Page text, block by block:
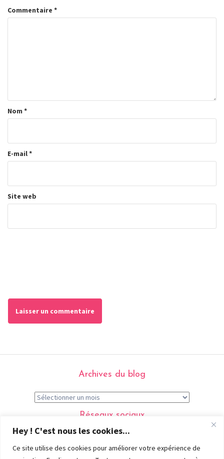
Hey ! C'est nous les cookies...
Ce site utilise des cookies pour améliorer votre expérience de
Commentaire *
Nom *
E-mail*
Site web
Archives du blog
Réseaux sociaux